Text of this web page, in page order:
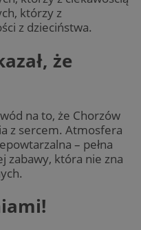
którzy z
z dzieciństwa.
że
na to, że Chorzów
z sercem. Atmosfera
– pełna
zabawy, która nie zna